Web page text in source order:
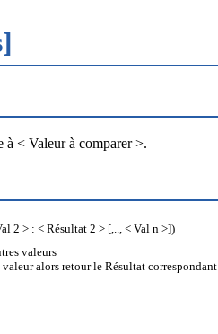
à < Valeur à comparer >.
2 > : < Résultat 2 > [,.., < Val n >])
valeurs
alors retour le Résultat correspondant